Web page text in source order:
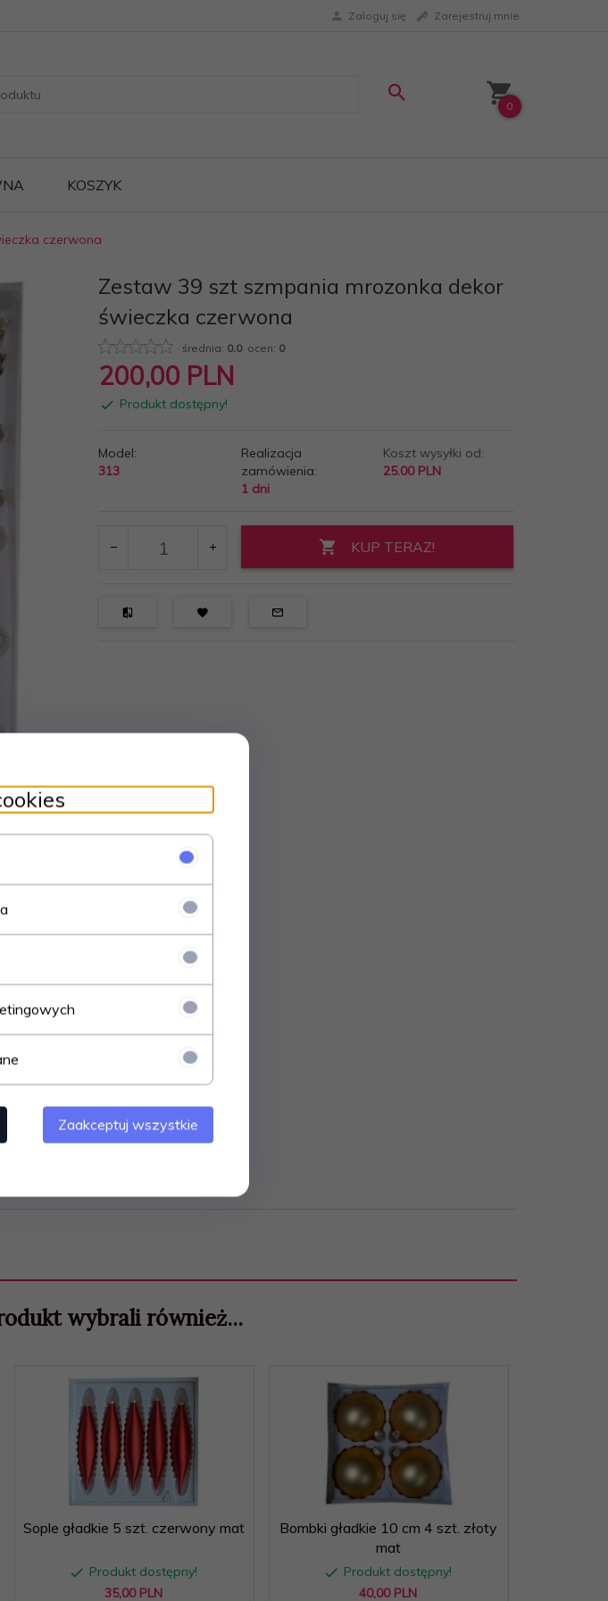
Zaloguj się Zarejestruj mnie
0
KOSZYK
czerwona
Zestaw 39 szt szmpania mrozonka dekor
świeczka czerwona
średnia: 0.0ocen: 0
200,00 PLN
Produkt dostępny!
Model:
313
Realizacja
zamówienia:
1 dni
Koszt wysyłki od:
25.00 PLN
KUP TERAZ!
wybrali również...
Sople gładkie 5 szt. czerwony mat
Produkt dostępny!
35,00 PLN
Bombki gładkie 10 cm 4 szt. złoty
mat
Produkt dostępny!
40,00 PLN
Zaakceptuj wszystkie